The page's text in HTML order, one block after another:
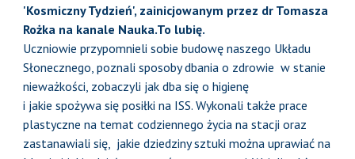
'Kosmiczny Tydzień', zainicjowanym przez dr Tomasza
Rożka na kanale Nauka.To lubię.
Uczniowie przypomnieli sobie budowę naszego Układu
Słonecznego, poznali sposoby dbania o zdrowie w stanie
nieważkości, zobaczyli jak dba się o higienę
i jakie spożywa się posiłki na ISS. Wykonali także prace
plastyczne na temat codziennego życia na stacji oraz
zastanawiali się, jakie dziedziny sztuki można uprawiać na